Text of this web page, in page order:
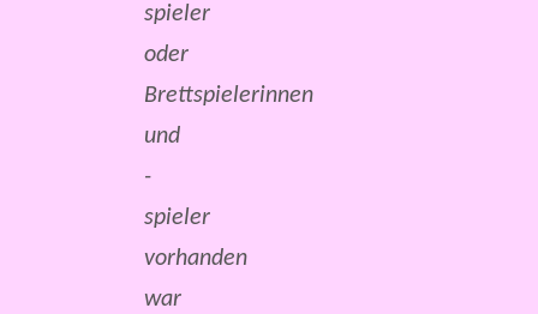
spieler
oder
Brettspielerinnen
und
-
spieler
vorhanden
war